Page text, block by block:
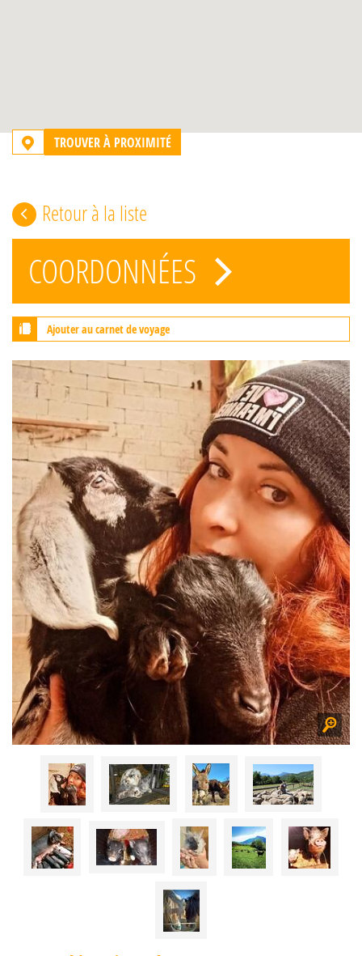
TROUVER À PROXIMITÉ
Retour à la liste
COORDONNÉES
Ajouter au carnet de voyage